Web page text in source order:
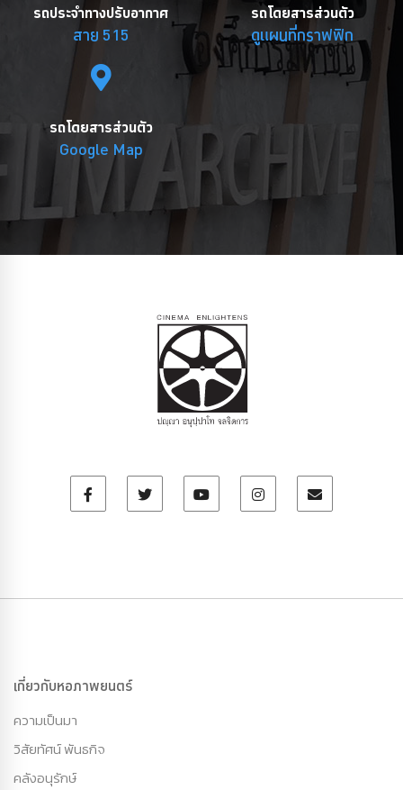
รถประจำทางปรับอากาศ
สาย 515
รถโดยสารส่วนตัว
ดูแผนที่กราฟฟิก
รถโดยสารส่วนตัว
Google Map
เกี่ยวกับหอภาพยนตร์
ความเป็นมา
วิสัยทัศน์ พันธกิจ
คลังอนุรักษ์